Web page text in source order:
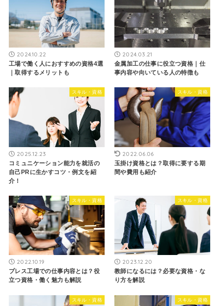
2024.10.22
工場で働く人におすすめの資格4選
｜取得するメリットも
2024.03.21
金属加工の仕事に役立つ資格｜仕
事内容や向いている人の特徴も
スキル・資格
2025.12.23
コミュニケーション能力を就活の
自己PRに生かすコツ・例文を紹
介！
スキル・資格
2022.06.06
玉掛け資格とは？取得に要する期
間や費用も紹介
スキル・資格
2022.10.19
プレス工場での仕事内容とは？役
立つ資格・働く魅力も解説
スキル・資格
2023.12.20
教師になるには？必要な資格・な
り方を解説
スキル・資格 スキル・資格